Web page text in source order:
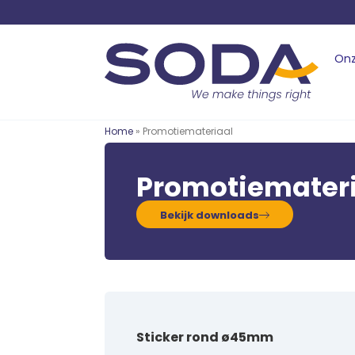
Home » Promotiemateriaal
Bekijk downloads
Sticker rond ø45mm